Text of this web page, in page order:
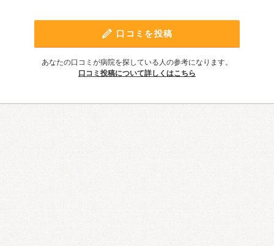
口コミを投稿
あなたの口コミが病院を探している人の参考になります。
口コミ投稿について詳しくはこちら